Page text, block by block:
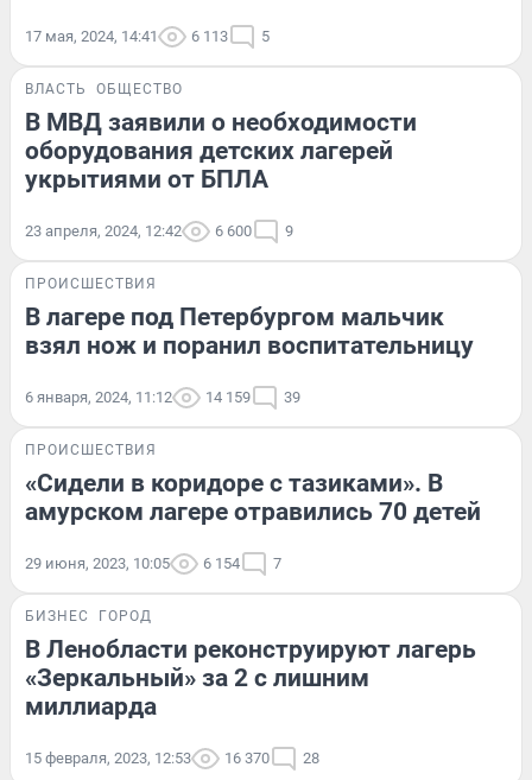
17 мая, 2024, 14:41 6 113 5
ВЛАСТЬ ОБЩЕСТВО
В МВД заявили о необходимости
оборудования детских лагерей
укрытиями от БПЛА
23 апреля, 2024, 12:42 6 600 9
ПРОИСШЕСТВИЯ
В лагере под Петербургом мальчик
взял нож и поранил воспитательницу
6 января, 2024, 11:12 14 159 39
ПРОИСШЕСТВИЯ
«Сидели в коридоре с тазиками». В
амурском лагере отравились 70 детей
29 июня, 2023, 10:05 6 154 7
БИЗНЕС ГОРОД
В Ленобласти реконструируют лагерь
«Зеркальный» за 2 с лишним
миллиарда
15 февраля, 2023, 12:53 16 370 28